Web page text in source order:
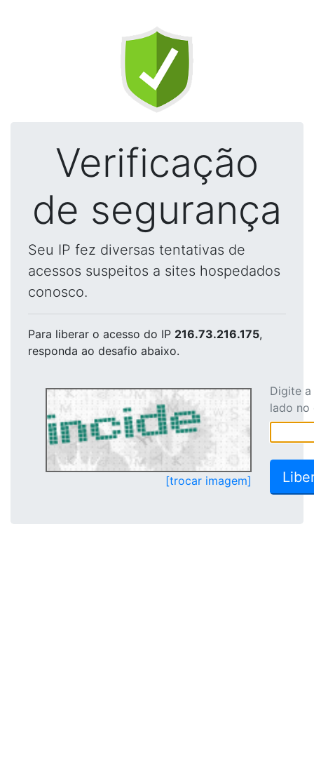
Verificação
de segurança
Seu IP fez diversas tentativas de
acessos suspeitos a sites hospedados
conosco.
Para liberar o acesso do IP 216.73.216.175,
responda ao desafio abaixo.
[trocar imagem]
Digite
lado no